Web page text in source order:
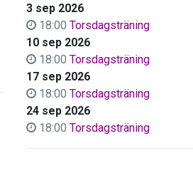
3 sep 2026
18:00 Torsdagsträning
10 sep 2026
18:00 Torsdagsträning
17 sep 2026
18:00 Torsdagsträning
24 sep 2026
18:00 Torsdagsträning